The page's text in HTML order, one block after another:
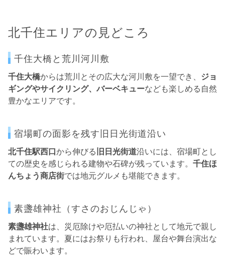
北千住エリアの見どころ
千住大橋と荒川河川敷
千住大橋からは荒川とその広大な河川敷を一望でき、 ジョ
ギングやサイクリング、バーベキューなども楽しめる自然
豊かなエリアです。
宿場町の面影を残す旧日光街道沿い
北千住駅西口から伸びる旧日光街道沿いには、宿場町とし
ての歴史を感じられる建物や石碑が残っています。 千住ほ
んちょう商店街では地元グルメも堪能できます。
素盞雄神社（すさのおじんじゃ）
素盞雄神社は、災厄除けや厄払いの神社として地元で親し
まれています。夏にはお祭りも行われ、屋台や舞台演出な
どで賑わいます。